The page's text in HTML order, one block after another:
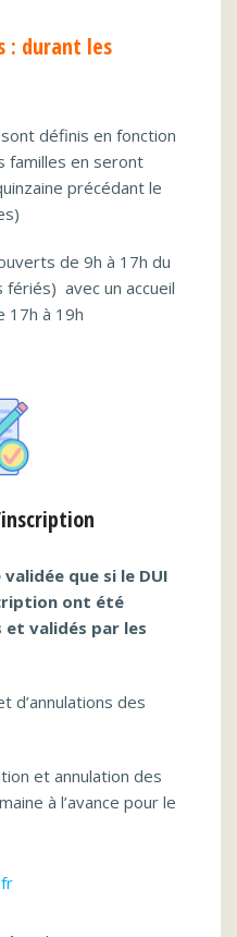
: durant les
définis en fonction
familles en seront
précédant le
de 9h à 17h du
fériés) avec un accueil
17h à 19h
que si le DUI
ont été
validés par les
d’annulations des
et annulation des
à l’avance pour le